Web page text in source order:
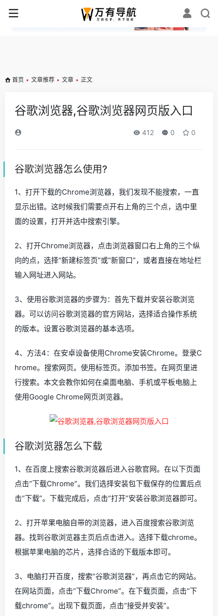
✕
首页 • 文章推荐 • 文章 • 正文
谷歌浏览器,谷歌浏览器网页版入口
412 0 0
谷歌浏览器怎么使用?
1、打开下载的Chrome浏览器，我们发现不能搜索，一直
显示出错。这时候我们需要点开右上角的三个点，选中里
面的设置，打开并选中搜索引擎。
2、打开Chrome浏览器，点击浏览器窗口右上角的三个纵
向的点，选择“新建标签页”或“新窗口”，或者直接在地址栏
输入网址进入网站。
3、使用谷歌浏览器的步骤为：首先下载并安装谷歌浏览
器。可以访问谷歌浏览器的官方网站，选择适合操作系统
的版本。设置谷歌浏览器的基本选项。
4、方法4：在安卓设备使用Chrome安装Chrome。登录C
hrome。搜索网页。使用标签页。添加书签。在网页里进
行搜索。本文会教你如何在桌面电脑、手机或平板电脑上
使用Google Chrome网页浏览器。
谷歌浏览器怎么下载
1、在百度上搜索谷歌浏览器后进入谷歌官网。在以下页面
点击“下载Chrome”。我们选择安装包下载保存的位置后点
击“下载”。下载完成后，点击“打开”安装谷歌浏览器即可。
2、打开苹果电脑自带的浏览器，进入百度搜索谷歌浏览
器。找到谷歌浏览器主页后点击进入。选择下载chrome。
根据苹果电脑的芯片，选择合适的下载版本即可。
3、电脑打开百度，搜索“谷歌浏览器”，再点击它的网站。
在网站页面，点击“下载Chrome”。在下载页面，点击“下
载chrome”。出现下载页面，点击“接受并安装”。